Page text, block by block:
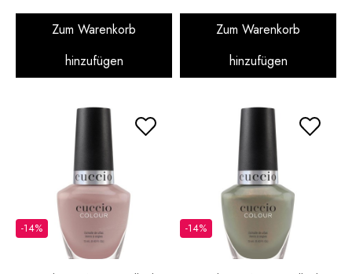
Zum Warenkorb
hinzufügen
Zum Warenkorb
hinzufügen
-14% -14%